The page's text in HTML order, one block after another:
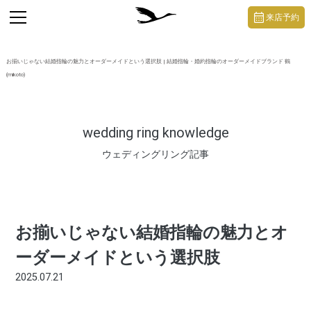
お揃いじゃない結婚指輪の魅力とオーダーメイドという選択肢 | 結婚指輪・婚約指輪のオーダーメイドブランド 鶴
(mikoto)
wedding ring knowledge
ウェディングリング記事
toggle
navigation
来店予約
お揃いじゃない結婚指輪の魅力とオ
ーダーメイドという選択肢
2025.07.21